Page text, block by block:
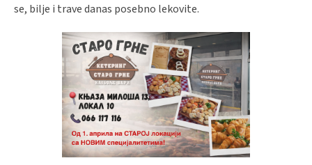
se, bilje i trave danas posebno lekovite.